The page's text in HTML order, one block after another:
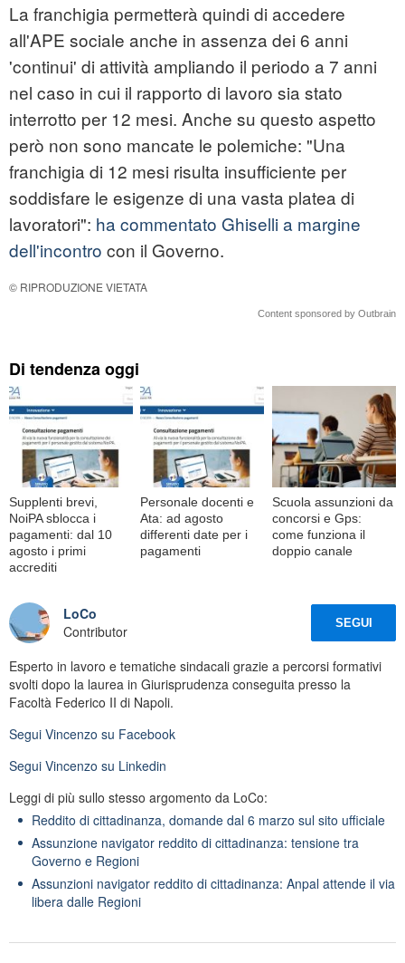
La franchigia permetterà quindi di accedere
all'APE sociale anche in assenza dei 6 anni
'continui' di attività ampliando il periodo a 7 anni
nel caso in cui il rapporto di lavoro sia stato
interrotto per 12 mesi. Anche su questo aspetto
però non sono mancate le polemiche: "Una
franchigia di 12 mesi risulta insufficiente per
soddisfare le esigenze di una vasta platea di
lavoratori": ha commentato Ghiselli a margine
dell'incontro con il Governo.
© RIPRODUZIONE VIETATA
Content sponsored by Outbrain
Di tendenza oggi
Supplenti brevi,
NoiPA sblocca i
pagamenti: dal 10
agosto i primi
accrediti
Personale docenti e
Ata: ad agosto
differenti date per i
pagamenti
Scuola assunzioni da
concorsi e Gps:
come funziona il
doppio canale
LoCo
Contributor
SEGUI
Esperto in lavoro e tematiche sindacali grazie a percorsi formativi
svolti dopo la laurea in Giurisprudenza conseguita presso la
Facoltà Federico II di Napoli.
Segui Vincenzo su Facebook
Segui Vincenzo su Linkedin
Leggi di più sullo stesso argomento da LoCo:
Reddito di cittadinanza, domande dal 6 marzo sul sito ufficiale
Assunzione navigator reddito di cittadinanza: tensione tra
Governo e Regioni
Assunzioni navigator reddito di cittadinanza: Anpal attende il via
libera dalle Regioni